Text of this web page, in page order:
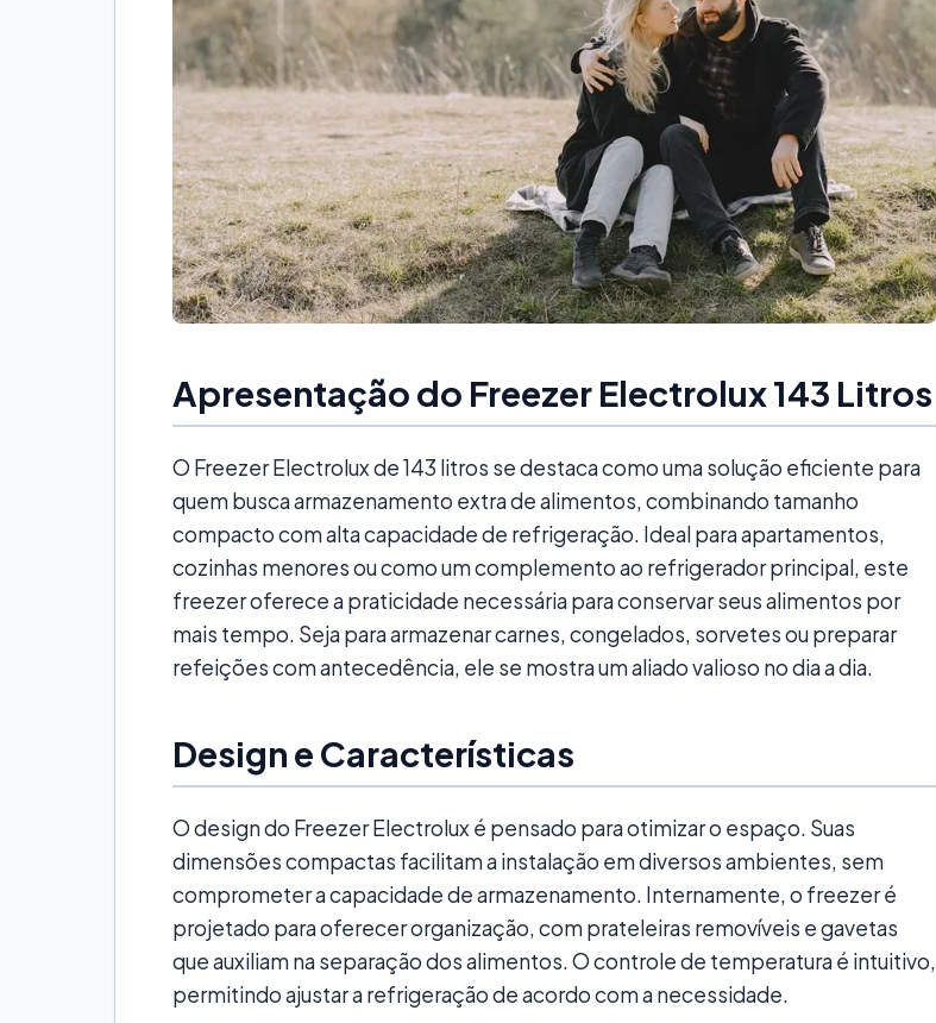
Apresentação do Freezer Electrolux 143 Litros
O Freezer Electrolux de 143 litros se destaca como uma solução eficiente para
quem busca armazenamento extra de alimentos, combinando tamanho
compacto com alta capacidade de refrigeração. Ideal para apartamentos,
cozinhas menores ou como um complemento ao refrigerador principal, este
freezer oferece a praticidade necessária para conservar seus alimentos por
mais tempo. Seja para armazenar carnes, congelados, sorvetes ou preparar
refeições com antecedência, ele se mostra um aliado valioso no dia a dia.
Design e Características
O design do Freezer Electrolux é pensado para otimizar o espaço. Suas
dimensões compactas facilitam a instalação em diversos ambientes, sem
comprometer a capacidade de armazenamento. Internamente, o freezer é
projetado para oferecer organização, com prateleiras removíveis e gavetas
que auxiliam na separação dos alimentos. O controle de temperatura é intuitivo,
permitindo ajustar a refrigeração de acordo com a necessidade.